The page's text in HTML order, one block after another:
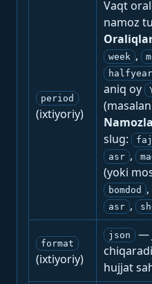
period
(ixtiyoriy)
Vaqt
namoz
week ,
halfyear
aniq oy
(masalan
slug:
asr ,
(yoki
bomdod ,
asr ,
format
(ixtiyoriy)
json
—
hujjat